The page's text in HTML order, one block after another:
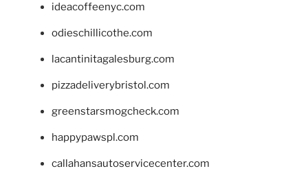
ideacoffeenyc.com
odieschillicothe.com
lacantinitagalesburg.com
pizzadeliverybristol.com
greenstarsmogcheck.com
happypawspl.com
callahansautoservicecenter.com